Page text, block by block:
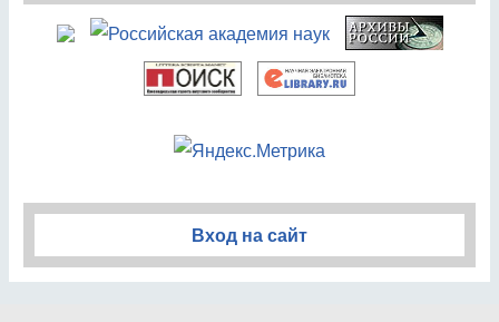
Вход на сайт